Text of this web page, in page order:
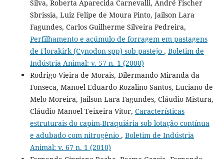
Silva, Roberta Aparecida Carnevalli, André Fischer
Sbrissia, Luiz Felipe de Moura Pinto, Jailson Lara
Fagundes, Carlos Guilherme Silveira Pedreira,
Perfilhamento e acúmulo de forragem em pastagens
de Florakirk (Cynodon spp) sob pastejo , Boletim de
Indústria Animal: v. 57 n. 1 (2000)
Rodrigo Vieira de Morais, Dilermando Miranda da
Fonseca, Manoel Eduardo Rozalino Santos, Luciano de
Melo Moreira, Jailson Lara Fagundes, Cláudio Mistura,
Cláudio Manoel Teixeira Vitor, Características
estruturais do capim-Braquiária sob lotação contínua
e adubado com nitrogênio , Boletim de Indústria
Animal: v. 67 n. 1 (2010)